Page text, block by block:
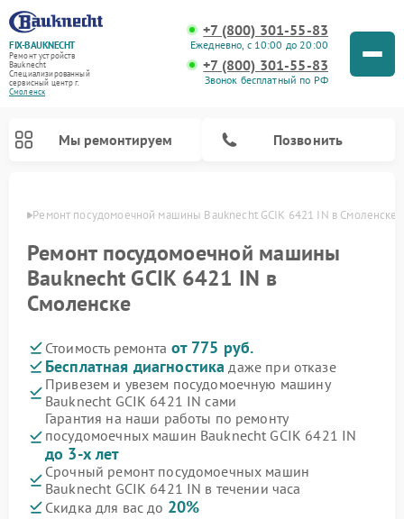
FIX-BAUKNECHT
Ремонт устройств
Bauknecht
Специализированный
cервисный центр г.
Смоленск
+7 (800) 301-55-83
Ежедневно, с 10:00 до 20:00
+7 (800) 301-55-83
Звонок бесплатный по РФ
Мы ремонтируем Позвонить
Ремонт посудомоечной машины Bauknecht GCIK 6421 IN в Смоленске
Ремонт посудомоечной машины
Bauknecht GCIK 6421 IN в
Смоленске
Стоимость ремонта от 775 руб.
Бесплатная диагностика даже при отказе
Привезем и увезем посудомоечную машину
Bauknecht GCIK 6421 IN сами
Гарантия на наши работы по ремонту
посудомоечных машин Bauknecht GCIK 6421 IN
до 3-х лет
Срочный ремонт посудомоечных машин
Bauknecht GCIK 6421 IN в течении часа
Скидка для вас до 20%